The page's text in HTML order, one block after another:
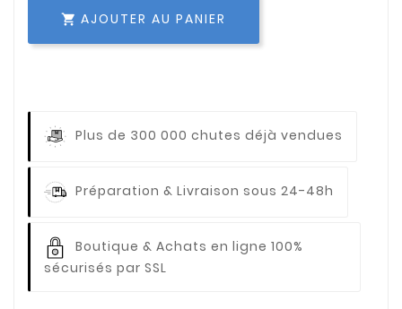
 AJOUTER AU PANIER
Plus de 300 000 chutes déjà vendues
Préparation & Livraison sous 24-48h
Boutique & Achats en ligne 100%
sécurisés par SSL